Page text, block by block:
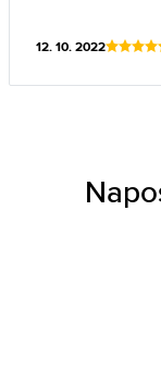
12. 10. 2022